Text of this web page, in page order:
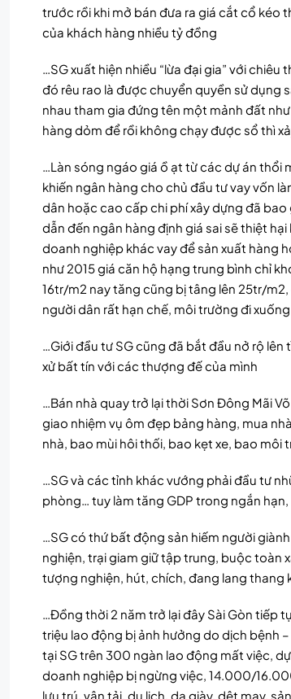
trước rồi khi mở bán đưa ra giá cắt cổ kéo
của khách hàng nhiều tỷ đồng
…SG xuất hiện nhiều “lừa đại gia” với
đó rêu rao là được chuyển quyền sử dụng
nhau tham gia đứng tên một mảnh đất
hàng dỏm để rồi không chạy được sổ thì
…Làn sóng ngáo giá ồ ạt từ các dự án
khiến ngân hàng cho chủ đầu tư vay vốn
dân hoặc cao cấp chi phí xây dựng đã
dẫn đến ngân hàng định giá sai sẽ thiệt
doanh nghiệp khác vay để sản xuất hàng
như 2015 giá căn hộ hạng trung bình chỉ
16tr/m2 nay tăng cũng bị tâng lên 25tr/
người dân rất hạn chế, môi trường đi
…Giới đầu tư SG cũng đã bắt đầu nở rộ
xử bất tín với các thượng đế của mình
…Bán nhà quay trở lại thời Sơn Đông Mãi
giao nhiệm vụ ôm đẹp bảng hàng, mua
nhà, bao mùi hôi thối, bao kẹt xe, bao môi
…SG và các tỉnh khác vướng phải đầu tư
phòng… tuy làm tăng GDP trong ngắn
…SG có thứ bất động sản hiếm người
nghiện, trại giam giữ tập trung, buộc toàn
tượng nghiện, hút, chích, đang lang thang
…Đồng thời 2 năm trở lại đây Sài Gòn
triệu lao động bị ảnh hưởng do dịch bệnh
tại SG trên 300 ngàn lao động mất việc,
doanh nghiệp bị ngừng việc, 14.000/
lưu trú, vận tải, du lịch, da giày, dệt may,